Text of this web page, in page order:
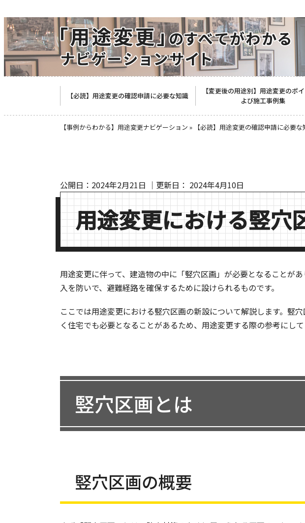
【必読】用途変更の確認申請に必要な知識
【変更後の用途別】用途変更のポ
よび施工事例集
【事例からわかる】用途変更ナビゲーション » 【必読】用途変更の確認申請に必要な
公開日： 2024年2月21日 ｜更新日： 2024年4月10日
用途変更における竪穴
用途変更に伴って、建造物の中に「竪穴区画」が必要となることが
入を防いで、避難経路を確保するために設けられるものです。
ここでは用途変更における竪穴区画の新設について解説します。竪
く住宅でも必要となることがあるため、用途変更する際の参考にして
竪穴区画とは
竪穴区画の概要